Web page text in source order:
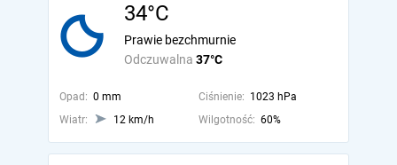
34°C
Odczuwalna 37°C
Prawie bezchmurnie
Opad: 0 mm Ciśnienie: 1023 hPa
Wiatr:
12 km/h Wilgotność: 60%